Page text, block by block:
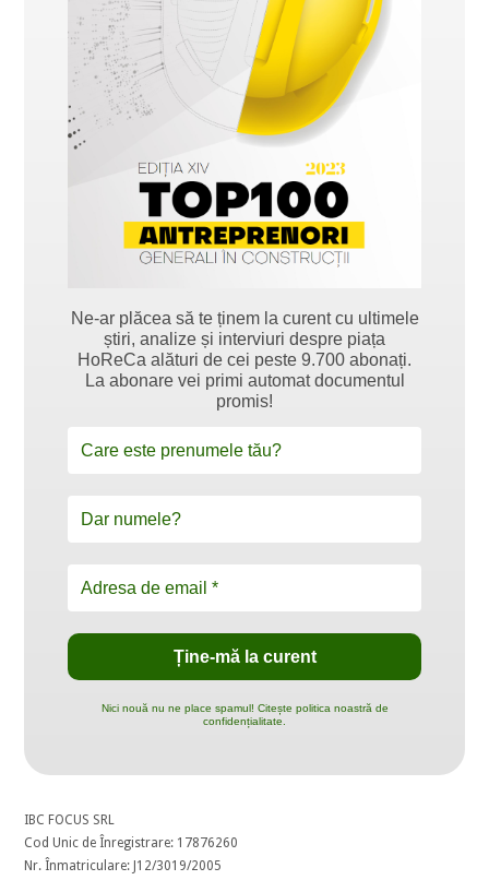
Ne-ar plăcea să te ținem la curent cu ultimele
știri, analize și interviuri despre piața
HoReCa alături de cei peste 9.700 abonați.
La abonare vei primi automat documentul
promis!
Nici nouă nu ne place spamul! Citește politica noastră de
confidențialitate.
IBC FOCUS SRL
Cod Unic de Înregistrare: 17876260
Nr. Înmatriculare: J12/3019/2005